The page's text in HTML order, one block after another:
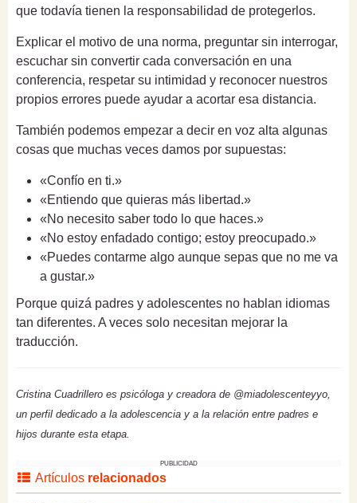
que todavía tienen la responsabilidad de protegerlos.
Explicar el motivo de una norma, preguntar sin interrogar,
escuchar sin convertir cada conversación en una
conferencia, respetar su intimidad y reconocer nuestros
propios errores puede ayudar a acortar esa distancia.
También podemos empezar a decir en voz alta algunas
cosas que muchas veces damos por supuestas:
«Confío en ti.»
«Entiendo que quieras más libertad.»
«No necesito saber todo lo que haces.»
«No estoy enfadado contigo; estoy preocupado.»
«Puedes contarme algo aunque sepas que no me va
a gustar.»
Porque quizá padres y adolescentes no hablan idiomas
tan diferentes. A veces solo necesitan mejorar la
traducción.
Cristina Cuadrillero es psicóloga y creadora de @miadolescenteyyo,
un perfil dedicado a la adolescencia y a la relación entre padres e
hijos durante esta etapa.
PUBLICIDAD
Artículos relacionados